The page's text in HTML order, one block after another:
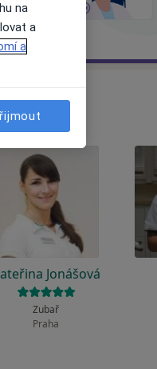
Jonášová
Zubař
Praha
na
a
a